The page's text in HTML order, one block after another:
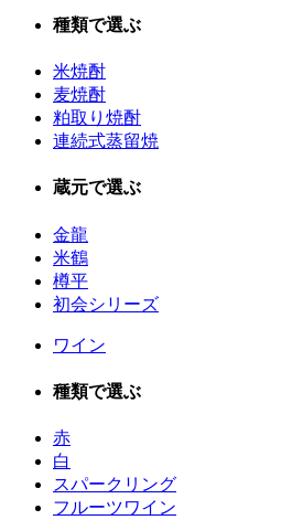
種類で選ぶ
米焼酎
麦焼酎
粕取り焼酎
連続式蒸留焼
蔵元で選ぶ
金龍
米鶴
樽平
初会シリーズ
ワイン
種類で選ぶ
赤
白
スパークリング
フルーツワイン